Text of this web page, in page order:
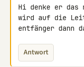
Hi denke er das
wird auf die
entfänger dann
Antwort